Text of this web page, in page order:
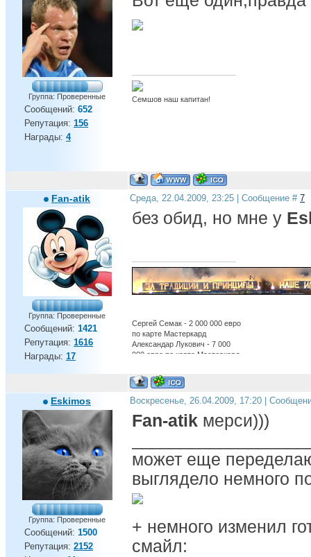
Группа: Проверенные
Сообщений: 652
Репутация: 156
Награды: 4
Семшов наш капитан!
Fan-atik
Группа: Проверенные
Сообщений: 1421
Репутация: 1616
Награды: 17
Среда, 22.04.2009, 23:25 | Сообщение # 7
без обид, но мне у
Сергей Семак - 2 000 000 евро
по карте Мастеркард
Александар Лукович - 7 000
000 евро по карте Мастеркард
000 евро по карте Мастеркард
Бруно Алвеш - 22 000 000 евро
по карте Мастеркард
обосраться в ЛЧ - бесценно
Есть вещи которые нельзя
купить ,для всего
Eskimos
Группа: Проверенные
Сообщений: 1500
Репутация: 2152
Воскресенье, 26.04.2009, 17:20 |
Fan-atik мерси)))
может еще
выглядело немного
+ немного изменил
смайл: